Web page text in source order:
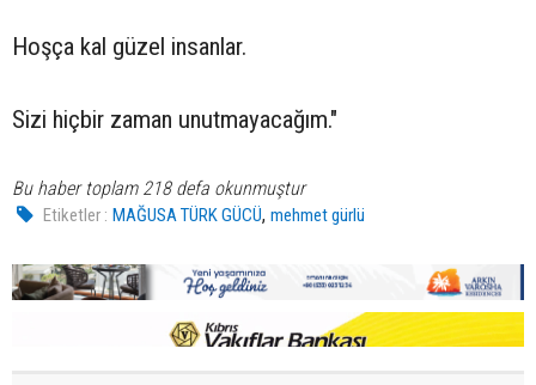
Hoşça kal güzel insanlar.
Sizi hiçbir zaman unutmayacağım."
Bu haber toplam 218 defa okunmuştur
Etiketler : MAĞUSA TÜRK GÜCÜ,mehmet gürlü